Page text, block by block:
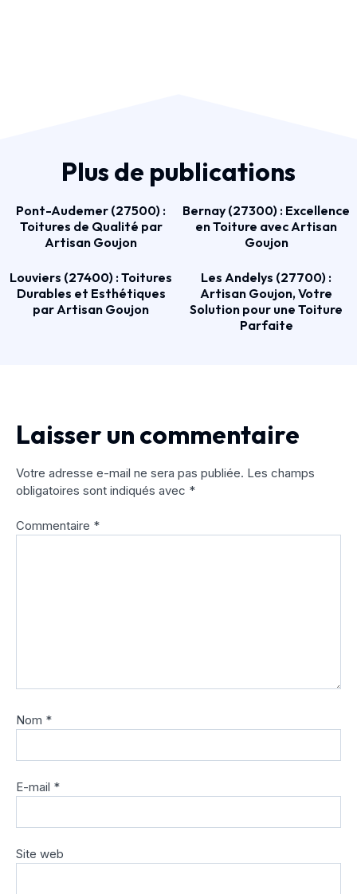
Plus de publications
Pont-Audemer (27500) :
Toitures de Qualité par
Artisan Goujon
Bernay (27300) : Excellence
en Toiture avec Artisan
Goujon
Louviers (27400) : Toitures
Durables et Esthétiques
par Artisan Goujon
Les Andelys (27700) :
Artisan Goujon, Votre
Solution pour une Toiture
Parfaite
Laisser un commentaire
Votre adresse e-mail ne sera pas publiée. Les champs
obligatoires sont indiqués avec *
Commentaire *
Nom *
E-mail *
Site web